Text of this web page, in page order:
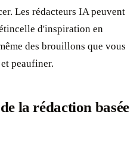
Les rédacteurs IA peuvent
d'inspiration en
des brouillons que vous
peaufiner.
la rédaction basée